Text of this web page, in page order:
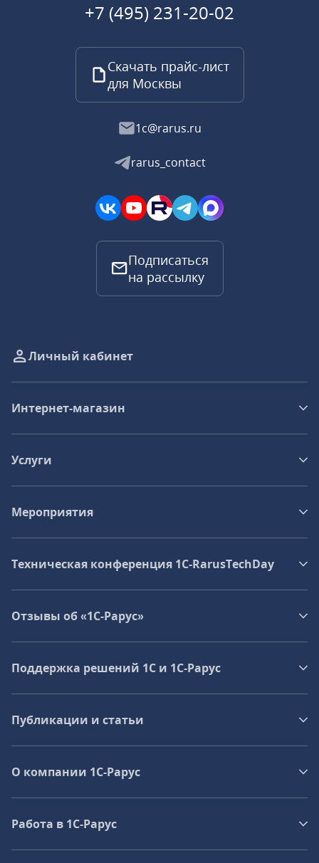
+7 (495) 231-20-02
Скачать прайс-лист
для Москвы
1c@rarus.ru
rarus_contact
Подписаться
на рассылку
Личный кабинет
Интернет-магазин
Услуги
Мероприятия
Техническая конференция 1C‑RarusTechDay
Отзывы об «1С-Рарус»
Поддержка решений 1С и 1С‑Рарус
Публикации и статьи
О компании 1C-Рарус
Работа в 1С‑Рарус